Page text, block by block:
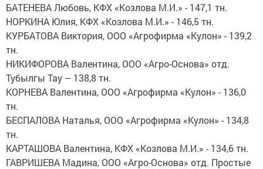
БАТЕНЕВА Любовь, КФХ «Козлова М.И.» - 147,1 тн.
НОРКИНА Юлия, КФХ «Козлова М.И.» - 146,5 тн.
КУРБАТОВА Виктория, ООО «Агрофирма «Кулон» - 139,2
тн.
НИКИФОРОВА Валентина, ООО «Агро-Основа» отд.
Тубылгы Тау – 138,8 тн.
КОРНЕВА Валентина, ООО «Агрофирма «Кулон» - 136,0
тн.
БЕСПАЛОВА Наталья, ООО «Агрофирма «Кулон» - 134,8
тн.
КАРТАШОВА Валентина, КФХ «Козлова М.И.» - 134,6 тн.
ГАВРИШЕВА Мадина, ООО «Агро-Основа» отд. Простые